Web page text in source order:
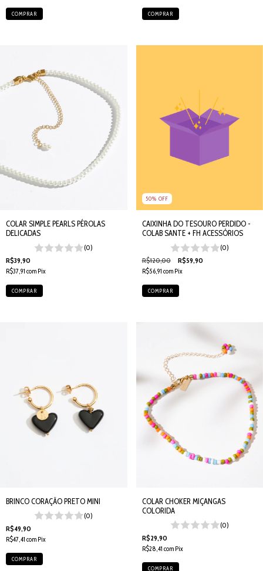
COLAR SIMPLE PEARLS PÉROLAS
DELICADAS
(0)
R$39,90
R$37,91 com Pix
50% OFF
CAIXINHA DO TESOURO PERDIDO -
COLAB SANTE + FH ACESSÓRIOS
(0)
R$120,00
R$59,90
R$56,91 com Pix
BRINCO CORAÇÃO PRETO MINI
(0)
R$49,90
R$47,41 com Pix
COLAR CHOKER MIÇANGAS
COLORIDA
(0)
R$29,90
R$28,41 com Pix